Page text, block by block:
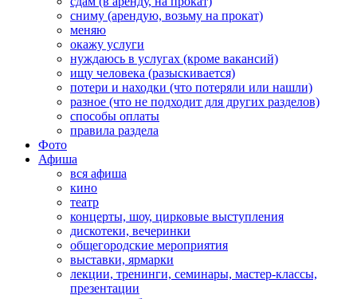
сниму (арендую, возьму на прокат)
меняю
окажу услуги
нуждаюсь в услугах (кроме вакансий)
ищу человека (разыскивается)
потери и находки (что потеряли или нашли)
разное (что не подходит для других разделов)
способы оплаты
правила раздела
Фото
Афиша
вся афиша
кино
театр
концерты, шоу, цирковые выступления
дискотеки, вечеринки
общегородские мероприятия
выставки, ярмарки
лекции, тренинги, семинары, мастер-классы,
презентации